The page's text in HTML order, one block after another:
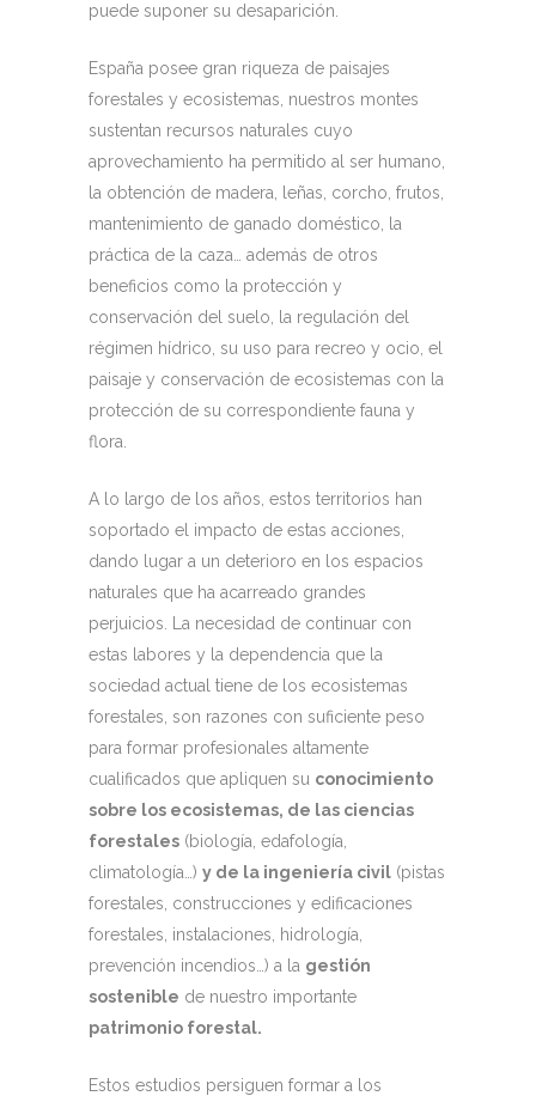
puede suponer su desaparición.
España posee gran riqueza de paisajes
forestales y ecosistemas, nuestros montes
sustentan recursos naturales cuyo
aprovechamiento ha permitido al ser humano,
la obtención de madera, leñas, corcho, frutos,
mantenimiento de ganado doméstico, la
práctica de la caza… además de otros
beneficios como la protección y
conservación del suelo, la regulación del
régimen hídrico, su uso para recreo y ocio, el
paisaje y conservación de ecosistemas con la
protección de su correspondiente fauna y
flora.
A lo largo de los años, estos territorios han
soportado el impacto de estas acciones,
dando lugar a un deterioro en los espacios
naturales que ha acarreado grandes
perjuicios. La necesidad de continuar con
estas labores y la dependencia que la
sociedad actual tiene de los ecosistemas
forestales, son razones con suficiente peso
para formar profesionales altamente
cualificados que apliquen su conocimiento
sobre los ecosistemas, de las ciencias
forestales (biología, edafología,
climatología…) y de la ingeniería civil (pistas
forestales, construcciones y edificaciones
forestales, instalaciones, hidrología,
prevención incendios…) a la gestión
sostenible de nuestro importante
patrimonio forestal.
Estos estudios persiguen formar a los